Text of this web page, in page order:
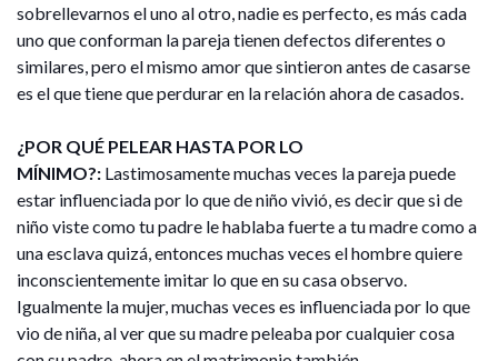
sobrellevarnos el uno al otro, nadie es perfecto, es más cada
uno que conforman la pareja tienen defectos diferentes o
similares, pero el mismo amor que sintieron antes de casarse
es el que tiene que perdurar en la relación ahora de casados.
¿POR QUÉ PELEAR HASTA POR LO
MÍNIMO?: Lastimosamente muchas veces la pareja puede
estar influenciada por lo que de niño vivió, es decir que si de
niño viste como tu padre le hablaba fuerte a tu madre como a
una esclava quizá, entonces muchas veces el hombre quiere
inconscientemente imitar lo que en su casa observo.
Igualmente la mujer, muchas veces es influenciada por lo que
vio de niña, al ver que su madre peleaba por cualquier cosa